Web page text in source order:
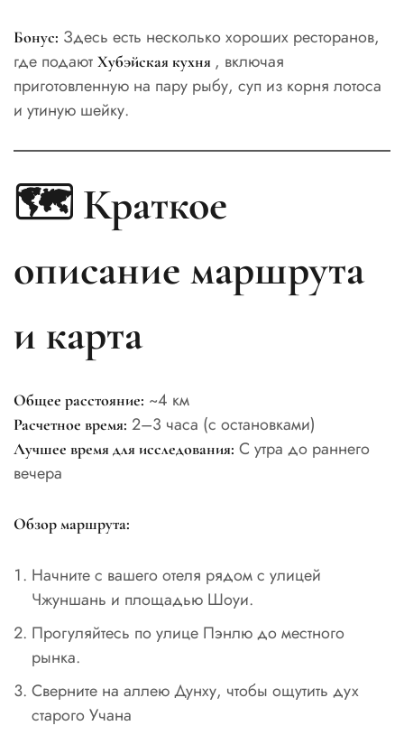
Бонус: Здесь есть несколько хороших ресторанов,
где подают Хубэйская кухня , включая
приготовленную на пару рыбу, суп из корня лотоса
и утиную шейку.
🗺️ Краткое
описание маршрута
и карта
Общее расстояние: ~4 км
Расчетное время: 2–3 часа (с остановками)
Лучшее время для исследования: С утра до раннего
вечера
Обзор маршрута:
Начните с вашего отеля рядом с улицей
Чжуншань и площадью Шоуи.
Прогуляйтесь по улице Пэнлю до местного
рынка.
Сверните на аллею Дунху, чтобы ощутить дух
старого Учана